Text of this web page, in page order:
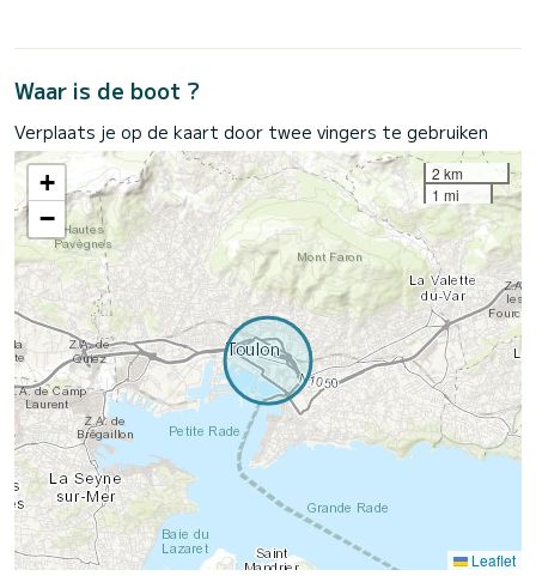
Waar is de boot ?
Verplaats je op de kaart door twee vingers te gebruiken
+
−
2 km
1 mi
Leaflet